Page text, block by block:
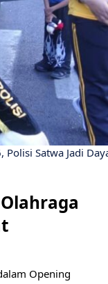
Satwa Jadi
Opening